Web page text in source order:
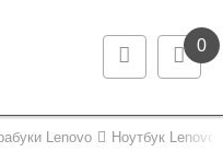
0
Lenovo Ноутбук Lenovo